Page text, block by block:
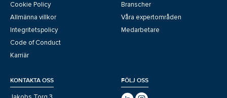
Cookie Policy
Allmänna villkor
Integritetspolicy
Code of Conduct
Karriär
Branscher
Våra expertområden
Medarbetare
KONTAKTA OSS FÖLJ OSS